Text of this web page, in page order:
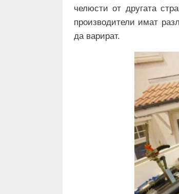
челюсти от другата
производители имат
да варират.